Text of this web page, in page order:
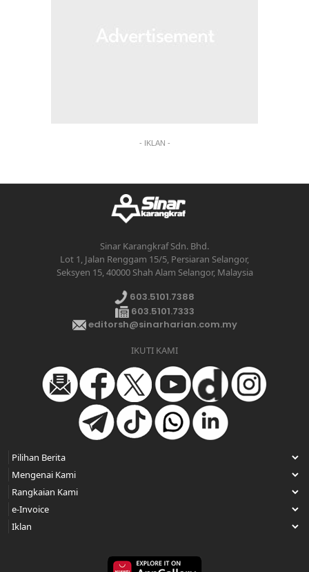
- IKLAN -
Sinar Karangkraf Sdn. Bhd.
Lot 1, Jalan Renggam 15/5, Persiaran Selangor,
Seksyen 15, 40000 Shah Alam Selangor, Malaysia
603.5101.7388
603.5101.7333
editorsh@sinarharian.com.my
IKUTI KAMI